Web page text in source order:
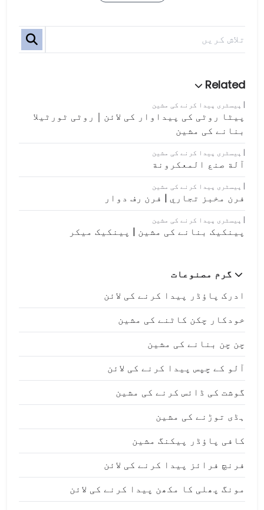
پیسٹری پیدا کرنے کی مشین
پیٹا روٹی کی پیداوار کی لائن｜روٹی ٹورٹیلا
بنانے کی مشین
پیسٹری پیدا کرنے کی مشین
آلة صنع المعكرونة
پیسٹری پیدا کرنے کی مشین
فرن مخبز تجاري | فرن رف دوار
پیسٹری پیدا کرنے کی مشین
پینکیک بنانے کی مشین | پینکیک میکر
گرم مصنوعات
ادرک پاؤڈر پیدا کرنے کی لائن
خودکار چکن کاٹنے کی مشین
چن چن بنانے کی مشین
آلو کے چپس پیدا کرنے کی لائن
گوشت کی ڈائس کرنے کی مشین
ہڈی توڑنے کی مشین
کافی پاؤڈر پیکنگ مشین
فرنچ فرائز پیدا کرنے کی لائن
مونگ پھلی کا مکھن پیدا کرنے کی لائن